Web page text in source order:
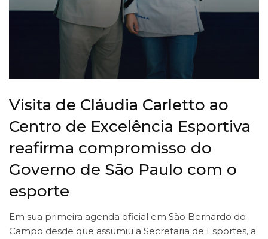
Visita de Cláudia Carletto ao
Centro de Excelência Esportiva
reafirma compromisso do
Governo de São Paulo com o
esporte
Em sua primeira agenda oficial em São Bernardo do
Campo desde que assumiu a Secretaria de Esportes, a